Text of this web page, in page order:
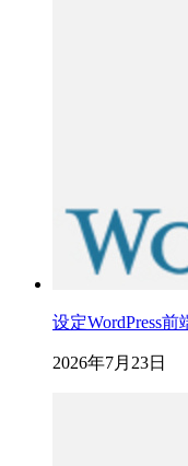
设定WordPress
2026年7月23日